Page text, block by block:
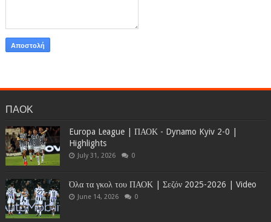
ΠΑΟΚ
Europa League | ΠΑΟΚ - Dynamo Kyiv 2-0 |
Highlights
July 31, 2026 0
Όλα τα γκολ του ΠΑΟΚ | Σεζόν 2025-2026 | Video
June 14, 2026 0